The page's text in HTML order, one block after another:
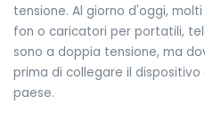
tensione. Al giorno d'oggi,
fon o caricatori per portatili,
sono a doppia tensione, ma
prima di collegare il
paese.